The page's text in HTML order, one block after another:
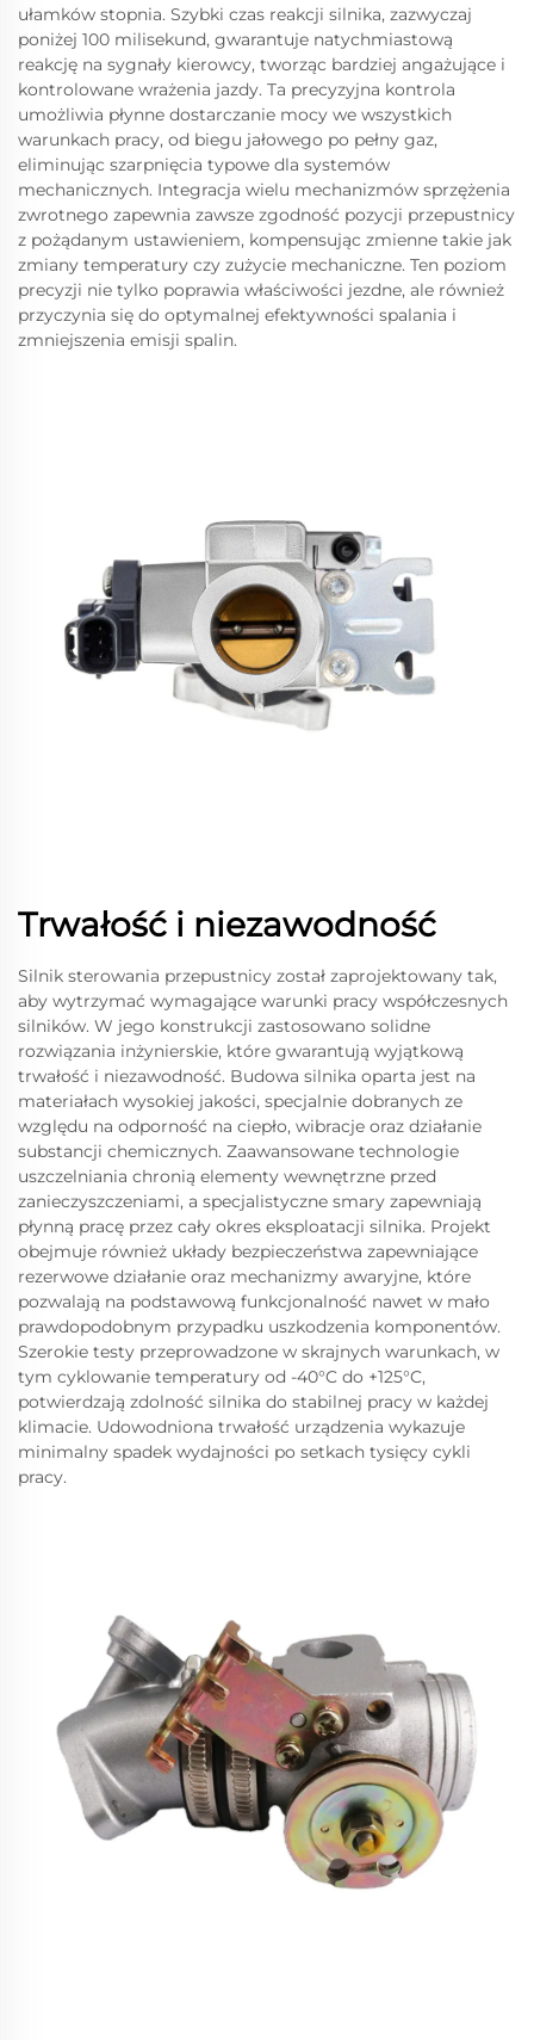
ułamków stopnia. Szybki czas reakcji silnika, zazwyczaj
poniżej 100 milisekund, gwarantuje natychmiastową
reakcję na sygnały kierowcy, tworząc bardziej angażujące i
kontrolowane wrażenia jazdy. Ta precyzyjna kontrola
umożliwia płynne dostarczanie mocy we wszystkich
warunkach pracy, od biegu jałowego po pełny gaz,
eliminując szarpnięcia typowe dla systemów
mechanicznych. Integracja wielu mechanizmów sprzężenia
zwrotnego zapewnia zawsze zgodność pozycji przepustnicy
z pożądanym ustawieniem, kompensując zmienne takie jak
zmiany temperatury czy zużycie mechaniczne. Ten poziom
precyzji nie tylko poprawia właściwości jezdne, ale również
przyczynia się do optymalnej efektywności spalania i
zmniejszenia emisji spalin.
Trwałość i niezawodność
Silnik sterowania przepustnicy został zaprojektowany tak,
aby wytrzymać wymagające warunki pracy współczesnych
silników. W jego konstrukcji zastosowano solidne
rozwiązania inżynierskie, które gwarantują wyjątkową
trwałość i niezawodność. Budowa silnika oparta jest na
materiałach wysokiej jakości, specjalnie dobranych ze
względu na odporność na ciepło, wibracje oraz działanie
substancji chemicznych. Zaawansowane technologie
uszczelniania chronią elementy wewnętrzne przed
zanieczyszczeniami, a specjalistyczne smary zapewniają
płynną pracę przez cały okres eksploatacji silnika. Projekt
obejmuje również układy bezpieczeństwa zapewniające
rezerwowe działanie oraz mechanizmy awaryjne, które
pozwalają na podstawową funkcjonalność nawet w mało
prawdopodobnym przypadku uszkodzenia komponentów.
Szerokie testy przeprowadzone w skrajnych warunkach, w
tym cyklowanie temperatury od -40°C do +125°C,
potwierdzają zdolność silnika do stabilnej pracy w każdej
klimacie. Udowodniona trwałość urządzenia wykazuje
minimalny spadek wydajności po setkach tysięcy cykli
pracy.